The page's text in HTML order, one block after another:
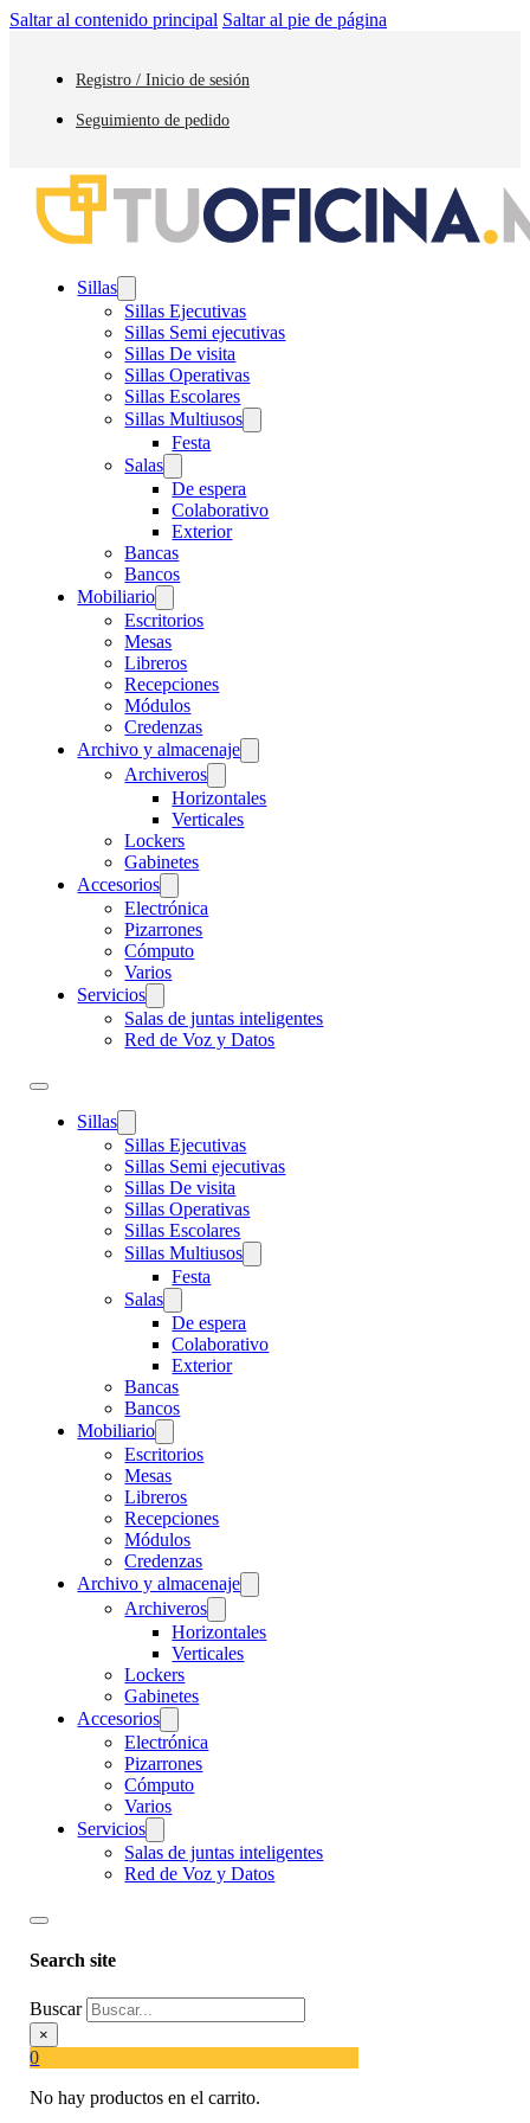
Saltar al contenido principal Saltar al pie de página
Registro / Inicio de sesión
Seguimiento de pedido
Sillas
Sillas Ejecutivas
Sillas Semi ejecutivas
Sillas De visita
Sillas Operativas
Sillas Escolares
Sillas Multiusos
Festa
Salas
De espera
Colaborativo
Exterior
Bancas
Bancos
Mobiliario
Escritorios
Mesas
Libreros
Recepciones
Módulos
Credenzas
Archivo y almacenaje
Archiveros
Horizontales
Verticales
Lockers
Gabinetes
Accesorios
Electrónica
Pizarrones
Cómputo
Varios
Servicios
Salas de juntas inteligentes
Red de Voz y Datos
Sillas
Sillas Ejecutivas
Sillas Semi ejecutivas
Sillas De visita
Sillas Operativas
Sillas Escolares
Sillas Multiusos
Festa
Salas
De espera
Colaborativo
Exterior
Bancas
Bancos
Mobiliario
Escritorios
Mesas
Libreros
Recepciones
Módulos
Credenzas
Archivo y almacenaje
Archiveros
Horizontales
Verticales
Lockers
Gabinetes
Accesorios
Electrónica
Pizarrones
Cómputo
Varios
Servicios
Salas de juntas inteligentes
Red de Voz y Datos
Search site
Buscar
×
0
No hay productos en el carrito.